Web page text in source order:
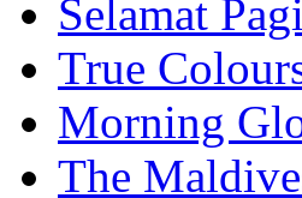
Selamat Pagi
True
Morning
The